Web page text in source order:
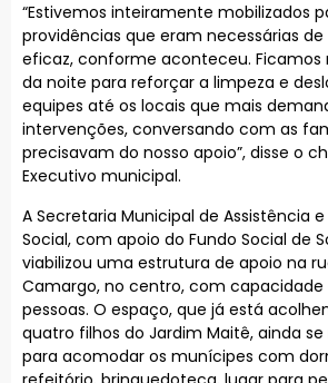
“Estivemos inteiramente mobilizados
providências que eram necessárias
eficaz, conforme aconteceu. Ficamos
da noite para reforçar a limpeza e
equipes até os locais que mais
intervenções, conversando com as
precisavam do nosso apoio”, disse o
Executivo municipal.
A Secretaria Municipal de Assistência
Social, com apoio do Fundo Social de
viabilizou uma estrutura de apoio na
Camargo, no centro, com
pessoas. O espaço, que já está
quatro filhos do Jardim Maitê, ainda
para acomodar os munícipes com